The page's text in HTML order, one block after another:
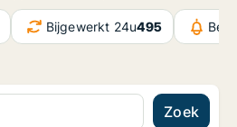
Bijgewerkt 24u495
Zoek